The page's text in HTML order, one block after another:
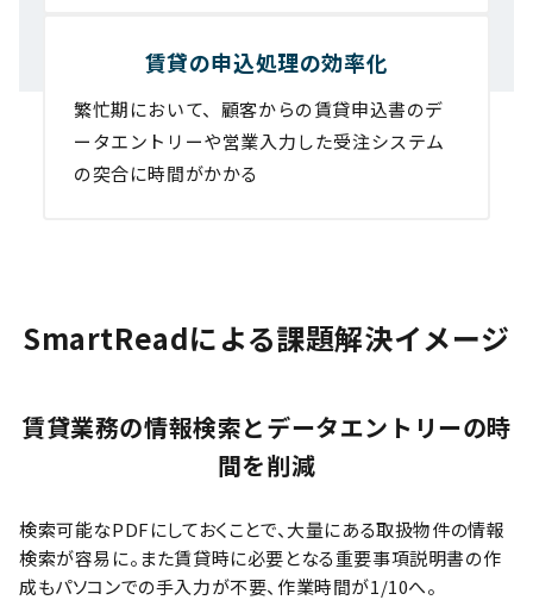
賃貸の申込処理の効率化
繁忙期において、顧客からの賃貸申込書のデ
ータエントリーや営業入力した受注システム
の突合に時間がかかる
SmartReadによる課題解決イメージ
賃貸業務の情報検索とデータエントリーの時
間を削減
検索可能なPDFにしておくことで、大量にある取扱物件の情報
検索が容易に。また賃貸時に必要となる重要事項説明書の作
成もパソコンでの手入力が不要、作業時間が1/10へ。